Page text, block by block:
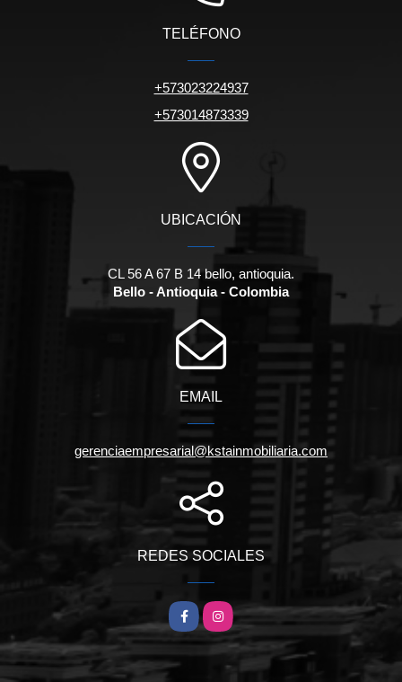
TELÉFONO
+573023224937
+573014873339
UBICACIÓN
CL 56 A 67 B 14 bello, antioquia.
Bello - Antioquia - Colombia
EMAIL
gerenciaempresarial@kstainmobiliaria.com
REDES SOCIALES
FacebookInstagram